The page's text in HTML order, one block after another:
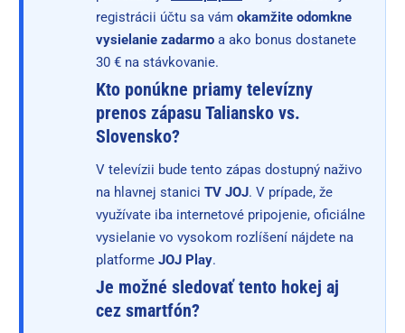
registrácii účtu sa vám okamžite odomkne
vysielanie zadarmo a ako bonus dostanete
30 € na stávkovanie.
Kto ponúkne priamy televízny
prenos zápasu Taliansko vs.
Slovensko?
V televízii bude tento zápas dostupný naživo
na hlavnej stanici TV JOJ. V prípade, že
využívate iba internetové pripojenie, oficiálne
vysielanie vo vysokom rozlíšení nájdete na
platforme JOJ Play.
Je možné sledovať tento hokej aj
cez smartfón?